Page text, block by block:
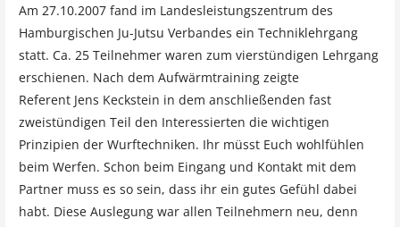
Am 27.10.2007 fand im Landesleistungszentrum des
Hamburgischen Ju-Jutsu Verbandes ein Techniklehrgang
statt. Ca. 25 Teilnehmer waren zum vierstündigen Lehrgang
erschienen. Nach dem Aufwärmtraining zeigte
Referent Jens Keckstein in dem anschließenden fast
zweistündigen Teil den Interessierten die wichtigen
Prinzipien der Wurftechniken. Ihr müsst Euch wohlfühlen
beim Werfen. Schon beim Eingang und Kontakt mit dem
Partner muss es so sein, dass ihr ein gutes Gefühl dabei
habt. Diese Auslegung war allen Teilnehmern neu, denn